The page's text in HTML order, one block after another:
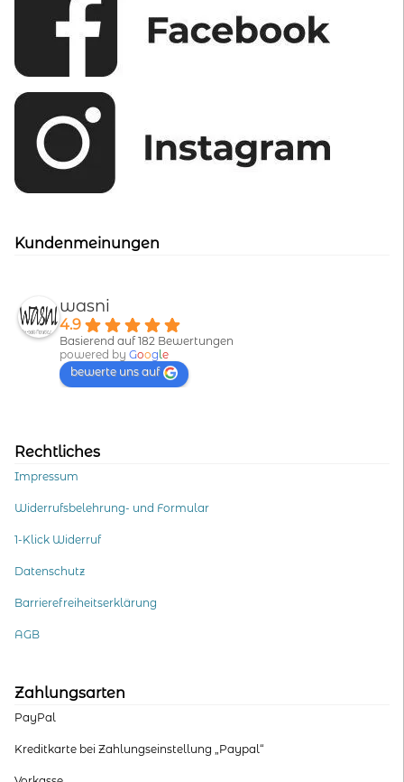
Kundenmeinungen
wasni
4.9
Basierend auf 182 Bewertungen
powered by Goog le
bewerte uns auf
Rechtliches
Impressum
Widerrufsbelehrung- und Formular
1-Klick Widerruf
Datenschutz
Barrierefreiheitserklärung
AGB
Zahlungsarten
PayPal
Kreditkarte bei Zahlungseinstellung „Paypal“